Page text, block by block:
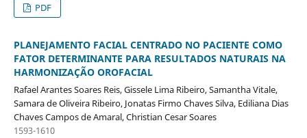
PDF
PLANEJAMENTO FACIAL CENTRADO NO PACIENTE COMO
FATOR DETERMINANTE PARA RESULTADOS NATURAIS NA
HARMONIZAÇÃO OROFACIAL
Rafael Arantes Soares Reis, Gissele Lima Ribeiro, Samantha Vitale,
Samara de Oliveira Ribeiro, Jonatas Firmo Chaves Silva, Ediliana Dias
Chaves Campos de Amaral, Christian Cesar Soares
1593-1610